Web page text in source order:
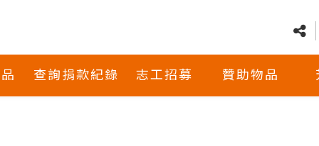
查詢捐款紀錄 志工招募 贊助物品